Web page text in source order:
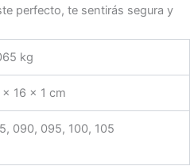
perfecto, te sentirás segura y
kg
16 × 1 cm
090, 095, 100, 105